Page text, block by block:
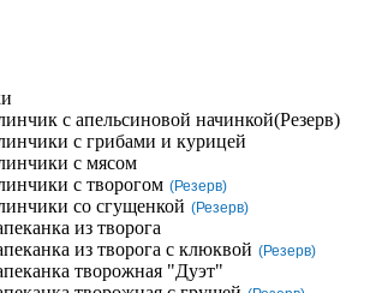
с апельсиновой начинкой(Резерв)
с грибами и курицей
с мясом
с творогом (Резерв)
со сгущенкой (Резерв)
из творога
из творога с клюквой (Резерв)
творожная "Дуэт"